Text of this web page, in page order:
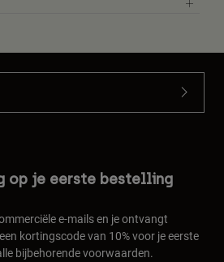
op je eerste bestelling
e-mails en je ontvangt
kortingscode van 10% voor je eerste
bijbehorende voorwaarden.